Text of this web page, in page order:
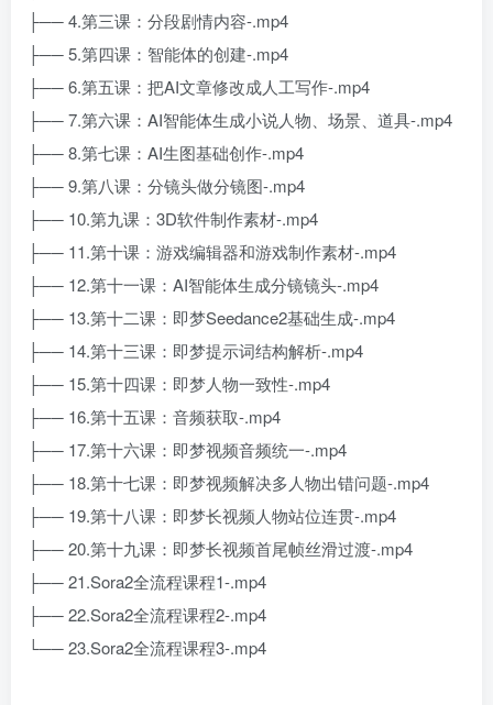
├── 4.第三课：分段剧情内容-.mp4
├── 5.第四课：智能体的创建-.mp4
├── 6.第五课：把AI文章修改成人工写作-.mp4
├── 7.第六课：AI智能体生成小说人物、场景、道具-.mp4
├── 8.第七课：AI生图基础创作-.mp4
├── 9.第八课：分镜头做分镜图-.mp4
├── 10.第九课：3D软件制作素材-.mp4
├── 11.第十课：游戏编辑器和游戏制作素材-.mp4
├── 12.第十一课：AI智能体生成分镜镜头-.mp4
├── 13.第十二课：即梦Seedance2基础生成-.mp4
├── 14.第十三课：即梦提示词结构解析-.mp4
├── 15.第十四课：即梦人物一致性-.mp4
├── 16.第十五课：音频获取-.mp4
├── 17.第十六课：即梦视频音频统一-.mp4
├── 18.第十七课：即梦视频解决多人物出错问题-.mp4
├── 19.第十八课：即梦长视频人物站位连贯-.mp4
├── 20.第十九课：即梦长视频首尾帧丝滑过渡-.mp4
├── 21.Sora2全流程课程1-.mp4
├── 22.Sora2全流程课程2-.mp4
└── 23.Sora2全流程课程3-.mp4